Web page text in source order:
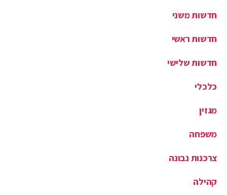
חדשות משני
חדשות ראשי
חדשות שלישי
כלכלי
מגזין
משפחה
צרכנות נבונה
קהילה